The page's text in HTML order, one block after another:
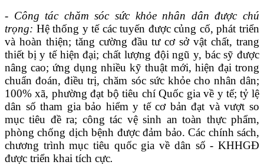
- Công tác chăm sócsức khỏe nhân dân đượcchú
trọng: Hệ thống y tế các tuyến được củng cố, phát triển
và hoàn thiện; tăng cường đầu tư cơ sở vật chất, trang
thiết bị y tếhiện đại; chất lượng đội ngũ y, bác sỹ được
nâng cao; ứng dụng nhiều kỹ thuật mới, hiện đại trong
chuẩn đoán, điều trị, chăm sóc sức khỏe cho nhân dân;
100% xã, phường đạt bộ tiêu chí Quốc gia về y tế; tỷ lệ
dân số tham gia bảo hiểm y tế cơ bản đạt và vượt so
mục tiêu đề ra; công tác vệ sinh an toàn thực phẩm,
phòng chống dịch bệnh được đảm bảo.Các chính sách,
chương trình mục tiêu quốc gia về dân số - KHHGĐ
được triển khai tích cực.